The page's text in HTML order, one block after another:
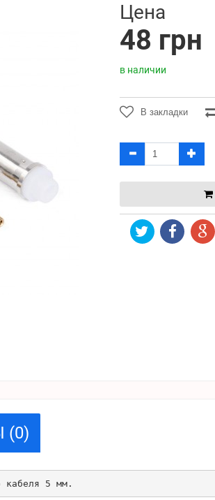
Цена
48 грн
в наличии
В закладки
(0)
кабеля 5 мм.